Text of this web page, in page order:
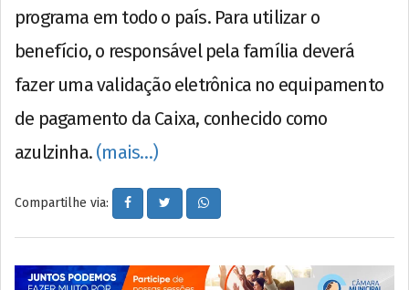
programa em todo o país. Para utilizar o
benefício, o responsável pela família deverá
fazer uma validação eletrônica no equipamento
de pagamento da Caixa, conhecido como
azulzinha. (mais…)
Compartilhe via: